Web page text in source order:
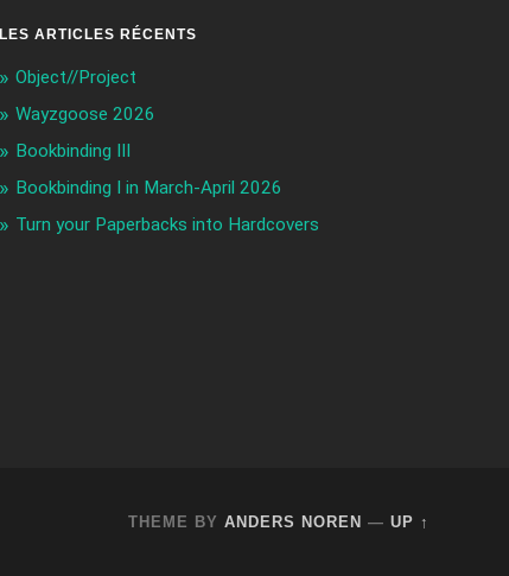
LES ARTICLES RÉCENTS
Object//Project
Wayzgoose 2026
Bookbinding III
Bookbinding I in March-April 2026
Turn your Paperbacks into Hardcovers
THEME BY ANDERS NOREN — UP ↑